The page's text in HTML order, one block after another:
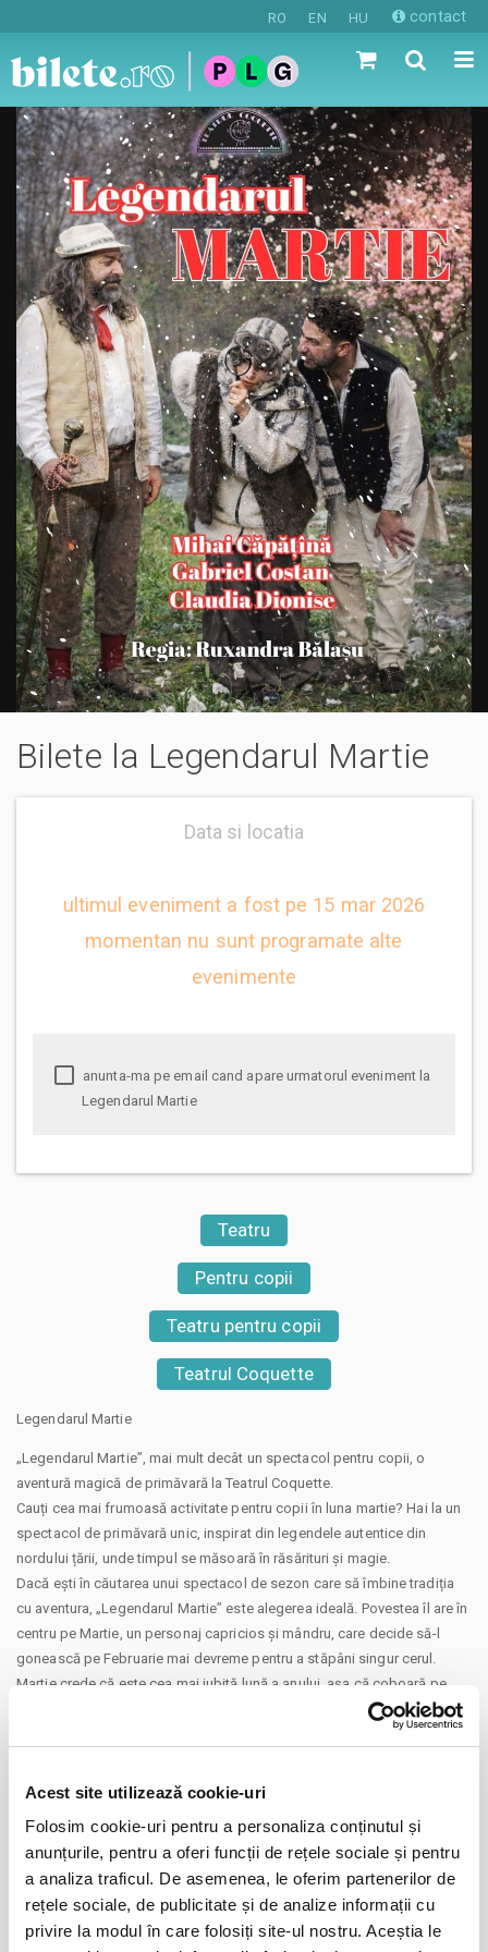
Acest site utilizează cookie-uri
Folosim cookie-uri pentru a personaliza conținutul și
anunțurile, pentru a oferi funcții de rețele sociale și pentru
a analiza traficul. De asemenea, le oferim partenerilor de
rețele sociale, de publicitate și de analize informații cu
privire la modul în care folosiți site-ul nostru. Aceștia le
RO EN HU contact
Bilete la Legendarul Martie
Data si locatia
ultimul eveniment a fost pe 15 mar 2026
momentan nu sunt programate alte
evenimente
Legendarul Martie
Teatru
Pentru copii
Teatru pentru copii
Teatrul Coquette
Legendarul Martie
„Legendarul Martie”, mai mult decât un spectacol pentru copii, o
aventură magică de primăvară la Teatrul Coquette.
Cauți cea mai frumoasă activitate pentru copii în luna martie? Hai la un
spectacol de primăvară unic, inspirat din legendele autentice din
nordului țării, unde timpul se măsoară în răsărituri și magie.
Dacă ești în căutarea unui spectacol de sezon care să îmbine tradiția
cu aventura, „Legendarul Martie” este alegerea ideală. Povestea îl are în
centru pe Martie, un personaj capricios și mândru, care decide să-l
gonească pe Februarie mai devreme pentru a stăpâni singur cerul.
Martie crede că este cea mai iubită lună a anului, așa că coboară pe
Pământ pentru a se convinge. Însă capriciile sale nu sunt pe placul
tuturor! În drumul său, se va întâlni cu personaje fascinante care vor
renașterii, Crăiasa Iernii și a Gheții – care îi va îngheța inima tânărului
fratele devotat care pornește într-o misiune de salvare.
Este o lecție despre bunătate, inteligență și echilibrul naturii, în care
binele trebuie să învingă chiar și atunci când Muma Zmeilor încearcă să
strice vraja salvatoare.
Detalii Spectacol și Bilete:
CONTINUARE
Distribuie aceasta pagina